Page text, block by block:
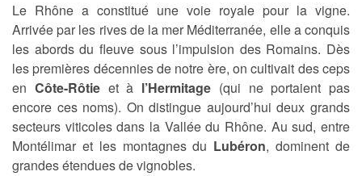
Le Rhône a constitué une voie royale pour la vigne.
Arrivée par les rives de la mer Méditerranée, elle a conquis
les abords du fleuve sous l’impulsion des Romains. Dès
les premières décennies de notre ère, on cultivait des ceps
en Côte-Rôtieet à l’Hermitage (qui ne portaient pas
encore ces noms). On distingue aujourd’hui deux grands
secteurs viticoles dans la Vallée du Rhône. Au sud, entre
Montélimar et les montagnes du Lubéron, dominent de
grandes étendues de vignobles.